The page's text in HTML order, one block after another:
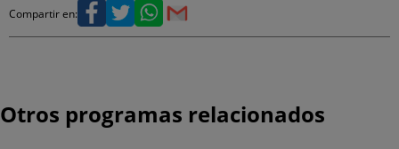
EQUIPOS DE TRABAJO. PROTECCIONES
Los lugares de trabajo. Equipos de trabajo. Medios
auxiliares. Protección colectiva. Protección
Compartir en:
Otros programas relacionados